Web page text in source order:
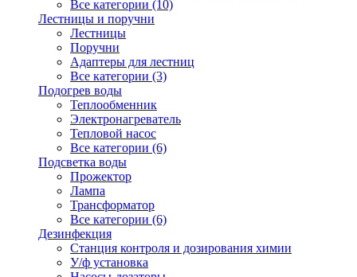
Все категории (10)
Лестницы и поручни
Лестницы
Поручни
Адаптеры для лестниц
Все категории (3)
Подогрев воды
Теплообменник
Электронагреватель
Тепловой насос
Все категории (6)
Подсветка воды
Прожектор
Лампа
Трансформатор
Все категории (6)
Дезинфекция
Станция контроля и дозирования химии
У/ф установка